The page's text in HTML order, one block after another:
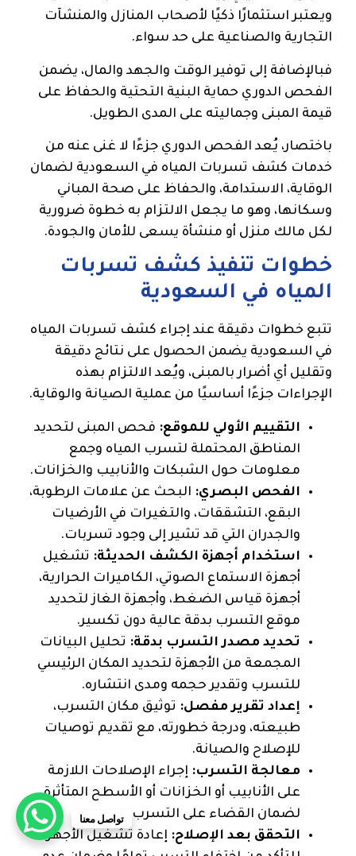
ويعتبر استثمارًا ذكيًا لأصحاب المنازل والمنشآت
التجارية والصناعية على حد سواء.
فبالإضافة إلى توفير الوقت والجهد والمال، يضمن
الفحص الدوري حماية البنية التحتية والحفاظ على
قيمة المبنى وجماليته على المدى الطويل.
باختصار، يُعد الفحص الدوري جزءًا لا غنى عنه من
خدمات كشف تسربات المياه في السعودية لضمان
الوقاية، الاستدامة، والحفاظ على صحة المباني
وسكانها، وهو ما يجعل الالتزام به خطوة ضرورية
لكل مالك منزل أو منشأة يسعى للأمان والجودة.
خطوات تنفيذ كشف تسربات
المياه في السعودية
تتبع خطوات دقيقة عند إجراء كشف تسربات المياه
في السعودية يضمن الحصول على نتائج دقيقة
وتقليل أي أضرار بالمبنى، ويُعد الالتزام بهذه
الإجراءات جزءًا أساسيًا من عملية الصيانة والوقاية.
التقييم الأولي للموقع: فحص المبنى لتحديد
المناطق المحتملة لتسرب المياه وجمع
معلومات حول الشبكات والأنابيب والخزانات.
الفحص البصري: البحث عن علامات الرطوبة،
البقع، التشققات، والتغيرات في الأرضيات
والجدران التي قد تشير إلى وجود تسربات.
استخدام أجهزة الكشف الحديثة: تشغيل
أجهزة الاستماع الصوتي، الكاميرات الحرارية،
أجهزة قياس الضغط، وأجهزة الغاز لتحديد
موقع التسرب بدقة عالية دون تكسير.
تحديد مصدر التسرب بدقة: تحليل البيانات
المجمعة من الأجهزة لتحديد المكان الرئيسي
للتسرب وتقدير حجمه ومدى انتشاره.
إعداد تقرير مفصل: توثيق مكان التسرب،
طبيعته، ودرجة خطورته، مع تقديم توصيات
للإصلاح والصيانة.
معالجة التسرب: إجراء الإصلاحات اللازمة
على الأنابيب أو الخزانات أو الأسطح المتأثرة
لضمان القضاء على التسرب.
التحقق بعد الإصلاح: إعادة تشغيل الأجهزة
تواصل معنا